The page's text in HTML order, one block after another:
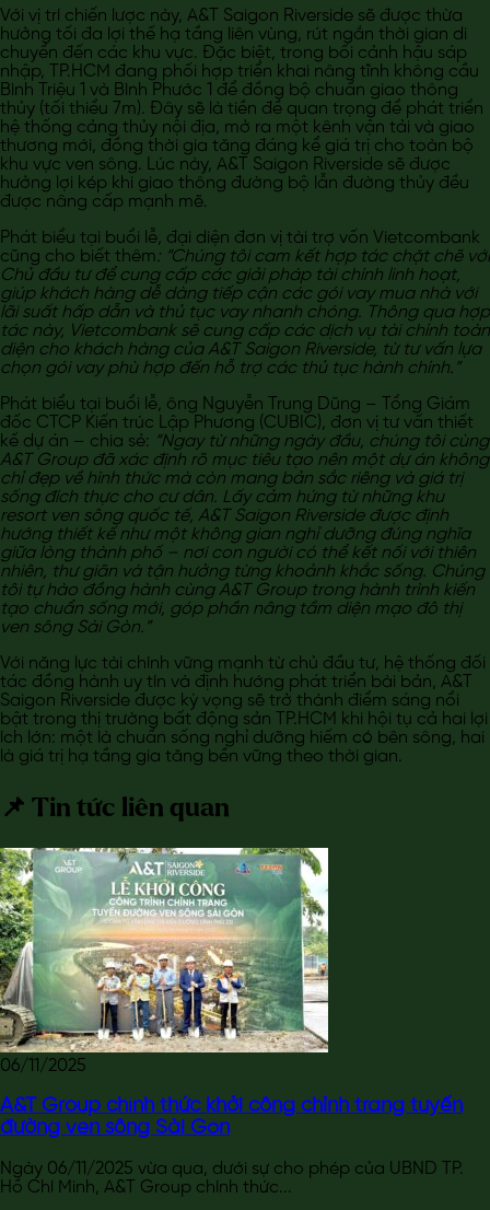
Với vị trí chiến lược này, A&T Saigon Riverside sẽ được thừa
hưởng tối đa lợi thế hạ tầng liên vùng, rút ngắn thời gian di
chuyển đến các khu vực. Đặc biệt, trong bối cảnh hậu sáp
nhập, TP.HCM đang phối hợp triển khai nâng tĩnh không cầu
Bình Triệu 1 và Bình Phước 1 để đồng bộ chuẩn giao thông
thủy (tối thiểu 7m). Đây sẽ là tiền đề quan trọng để phát triển
hệ thống cảng thủy nội địa, mở ra một kênh vận tải và giao
thương mới, đồng thời gia tăng đáng kể giá trị cho toàn bộ
khu vực ven sông. Lúc này, A&T Saigon Riverside sẽ được
hưởng lợi kép khi giao thông đường bộ lẫn đường thủy đều
được nâng cấp mạnh mẽ.
Phát biểu tại buổi lễ, đại diện đơn vị tài trợ vốn Vietcombank
cũng cho biết thêm: “Chúng tôicam kết hợp tác chặt chẽ với
Chủ đầu tư để cung cấp các giải pháp tài chính linh hoạt,
giúp khách hàng dễ dàng tiếp cận các gói vay mua nhà với
lãi suất hấp dẫn và thủ tục vay nhanh chóng. Thông qua hợp
tác này, Vietcombank sẽ cung cấp các dịch vụ tài chính toàn
diện cho khách hàng của A&T Saigon Riverside, từ tư vấn lựa
chọn gói vay phù hợp đến hỗ trợ các thủ tục hành chính.”
Phát biểu tại buổi lễ, ông Nguyễn Trung Dũng – Tổng Giám
đốc CTCP Kiến trúc Lập Phương (CUBIC), đơn vị tư vấn thiết
kế dự án – chia sẻ: “Ngay từ những ngày đầu, chúng tôi cùng
A&T Group đã xác định rõ mục tiêu tạo nên một dự án không
chỉ đẹp về hình thức mà còn mang bản sắc riêng và giá trị
sống đích thực cho cư dân. Lấy cảm hứng từ những khu
resort ven sông quốc tế, A&T Saigon Riverside được định
hướng thiết kế như một không gian nghỉ dưỡng đúng nghĩa
giữa lòng thành phố – nơi con người có thể kết nối với thiên
nhiên, thư giãn và tận hưởng từng khoảnh khắc sống. Chúng
tôi tự hào đồng hành cùng A&T Group trong hành trình kiến
tạo chuẩn sống mới, góp phần nâng tầm diện mạo đô thị
ven sông Sài Gòn.”
Với năng lực tài chính vững mạnh từ chủ đầu tư, hệ thống đối
tác đồng hành uy tín và định hướng phát triển bài bản, A&T
Saigon Riverside được kỳ vọng sẽ trở thành điểm sáng nổi
bật trong thị trường bất động sản TP.HCM khi hội tụ cả hai lợi
ích lớn: một là chuẩn sống nghỉ dưỡng hiếm có bên sông, hai
là giá trị hạ tầng gia tăng bền vững theo thời gian.
📌 Tin tức liên quan
06/11/2025
A&T Group chính thức khởi công chỉnh trang tuyến
đường ven sông Sài Gòn
Ngày 06/11/2025 vừa qua, dưới sự cho phép của UBND TP.
Hồ Chí Minh, A&T Group chính thức...